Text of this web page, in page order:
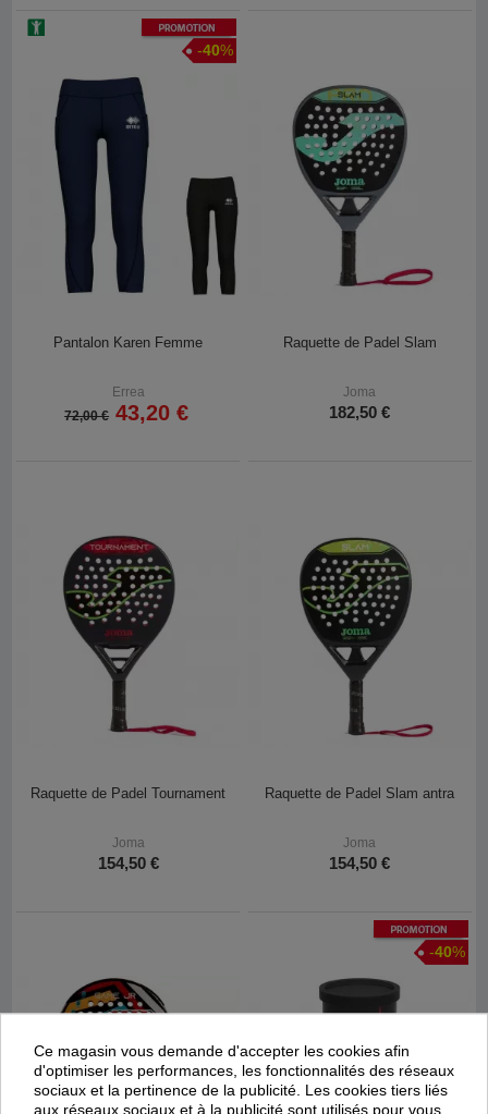
Promotion
-40%
Pantalon Karen Femme
Errea
72,00 € 43,20 €
Raquette de Padel Slam
Joma
182,50 €
Raquette de Padel Tournament
Joma
154,50 €
Raquette de Padel Slam antra
Joma
154,50 €
Promotion
-40%
Ce magasin vous demande d'accepter les cookies afin
d'optimiser les performances, les fonctionnalités des réseaux
sociaux et la pertinence de la publicité. Les cookies tiers liés
aux réseaux sociaux et à la publicité sont utilisés pour vous